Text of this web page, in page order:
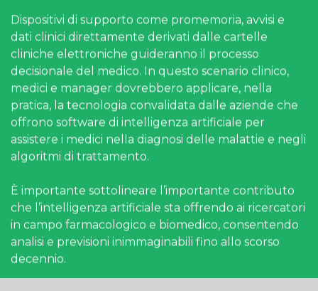
Dispositivi di supporto come promemoria, avvisi e
dati clinici direttamente derivati dalle cartelle
cliniche elettroniche guideranno il processo
decisionale del medico. In questo scenario clinico,
medici e manager dovrebbero applicare, nella
pratica, la tecnologia convalidata dalle aziende che
offrono software di intelligenza artificiale per
assistere i medici nella diagnosi delle malattie e negli
algoritmi di trattamento.
È importante sottolineare l’importante contributo
che l’intelligenza artificiale sta offrendo ai ricercatori
in campo farmacologico e biomedico, consentendo
analisi e previsioni inimmaginabili fino allo scorso
decennio.